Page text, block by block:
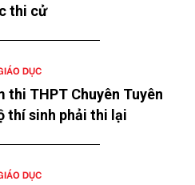
thi cử
DỤC
thi THPT Chuyên Tuyên
thí sinh phải thi lại
DỤC